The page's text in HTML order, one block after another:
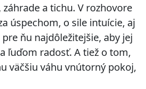
a tichu. V rozhovore
úspechom, o sile intuície, aj
ňu najdôležitejšie, aby jej
ľuďom radosť. A tiež o tom,
väčšiu váhu vnútorný pokoj,